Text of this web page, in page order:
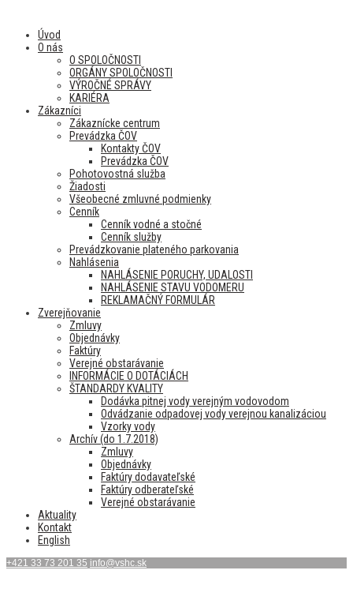
Úvod
O nás
O SPOLOČNOSTI
ORGÁNY SPOLOČNOSTI
VÝROČNÉ SPRÁVY
KARIÉRA
Zákazníci
Zákaznícke centrum
Prevádzka ČOV
Kontakty ČOV
Prevádzka ČOV
Pohotovostná služba
Žiadosti
Všeobecné zmluvné podmienky
Cenník
Cenník vodné a stočné
Cenník služby
Prevádzkovanie plateného parkovania
Nahlásenia
NAHLÁSENIE PORUCHY, UDALOSTI
NAHLÁSENIE STAVU VODOMERU
REKLAMAČNÝ FORMULÁR
Zverejňovanie
Zmluvy
Objednávky
Faktúry
Verejné obstarávanie
INFORMÁCIE O DOTÁCIÁCH
ŠTANDARDY KVALITY
Dodávka pitnej vody verejným vodovodom
Odvádzanie odpadovej vody verejnou kanalizáciou
Vzorky vody
Archív (do 1.7.2018)
Zmluvy
Objednávky
Faktúry dodavateľské
Faktúry odberateľské
Verejné obstarávanie
Aktuality
Kontakt
English
+421 33 73 201 35 info@vshc.sk